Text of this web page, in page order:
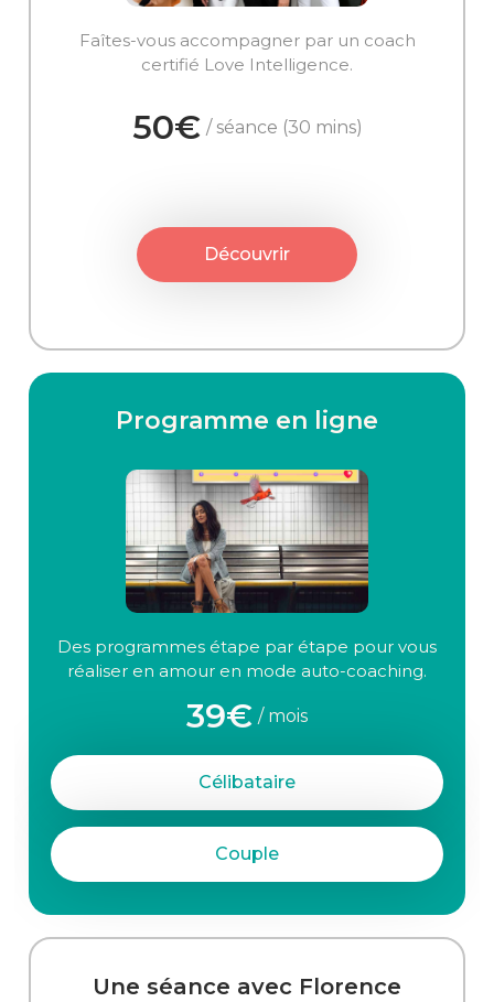
Faîtes-vous accompagner par un coach
certifié Love Intelligence.
50€ / séance (30 mins)
Découvrir
Programme en ligne
Des programmes étape par étape pour vous
réaliser en amour en mode auto-coaching.
39€ / mois
Célibataire
Couple
Une séance avec Florence